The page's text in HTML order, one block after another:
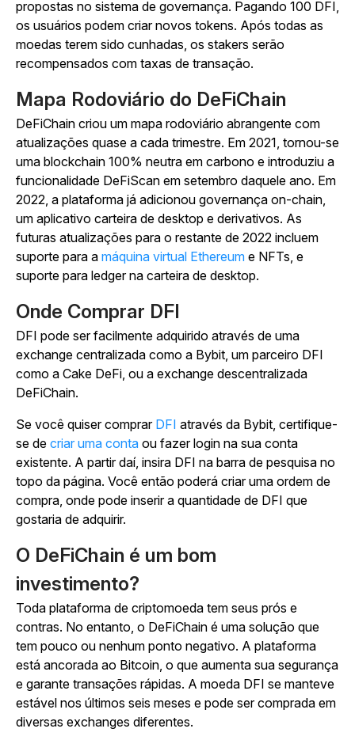
propostas no sistema de governança. Pagando 100 DFI,
os usuários podem criar novos tokens. Após todas as
moedas terem sido cunhadas, os stakers serão
recompensados com taxas de transação.
Mapa Rodoviário do DeFiChain
DeFiChain criou um mapa rodoviário abrangente com
atualizações quase a cada trimestre. Em 2021, tornou-se
uma blockchain 100% neutra em carbono e introduziu a
funcionalidade DeFiScan em setembro daquele ano. Em
2022, a plataforma já adicionou governança on-chain,
um aplicativo carteira de desktop e derivativos. As
futuras atualizações para o restante de 2022 incluem
suporte para a máquina virtual Ethereum e NFTs, e
suporte para ledger na carteira de desktop.
Onde Comprar DFI
DFI pode ser facilmente adquirido através de uma
exchange centralizada como a Bybit, um parceiro DFI
como a Cake DeFi, ou a exchange descentralizada
DeFiChain.
Se você quiser comprar DFI através da Bybit, certifique-
se de criar uma conta ou fazer login na sua conta
existente. A partir daí, insira DFI na barra de pesquisa no
topo da página. Você então poderá criar uma ordem de
compra, onde pode inserir a quantidade de DFI que
gostaria de adquirir.
O DeFiChain é um bom
investimento?
Toda plataforma de criptomoeda tem seus prós e
contras. No entanto, o DeFiChain é uma solução que
tem pouco ou nenhum ponto negativo. A plataforma
está ancorada ao Bitcoin, o que aumenta sua segurança
e garante transações rápidas. A moeda DFI se manteve
estável nos últimos seis meses e pode ser comprada em
diversas exchanges diferentes.